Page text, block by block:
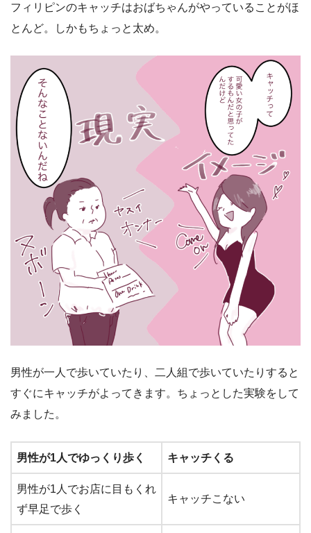
フィリピンのキャッチはおばちゃんがやっていることがほ
とんど。しかもちょっと太め。
男性が一人で歩いていたり、二人組で歩いていたりすると
すぐにキャッチがよってきます。ちょっとした実験をして
みました。
男性が1人でゆっくり歩く キャッチくる
男性が1人でお店に目もくれ
ず早足で歩く
キャッチこない